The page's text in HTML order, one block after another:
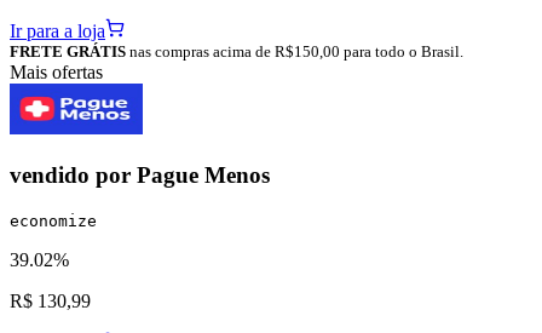
Ir para a loja
FRETE GRÁTIS nas compras acima de R$150,00 para todo o Brasil.
Mais ofertas
vendido por Pague Menos
economize
39.02%
R$ 130,99